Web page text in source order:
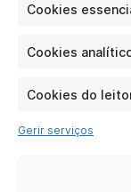
Cookies
Cookies
Cookies do
Gerir serviços
France